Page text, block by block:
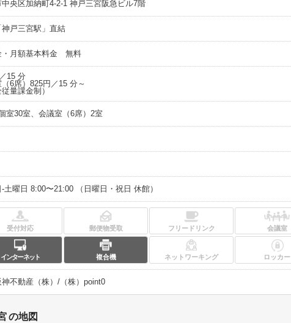
中央区加納町4-2-1 神戸三宮阪急ビル7階
神戸三宮駅」直結
・月額基本料金 無料
15 分
（6席）825円／15 分～
従量課金制）
室30室、会議室（6席）2室
-土曜日 8:00〜21:00 （日曜日・祝日 休館）
受付対応 郵便物受取 フリードリンク 会議室
インターネット 複合機 ネットワーキング ロッカー
神不動産（株）/（株）point0
の地図